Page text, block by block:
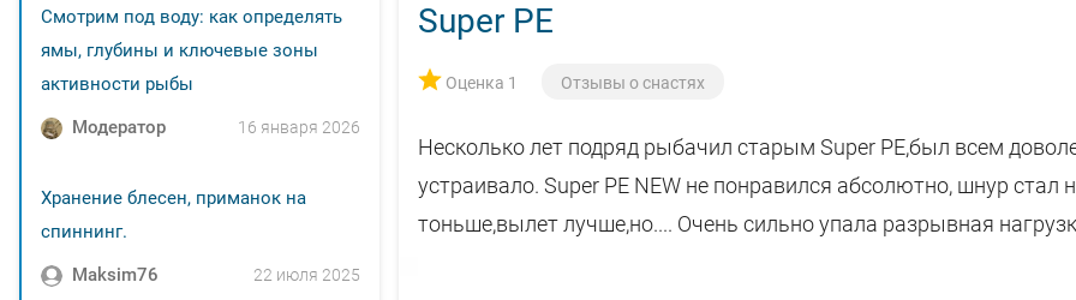
Смотрим под воду: как определять
ямы, глубины и ключевые зоны
активности рыбы
Модератор
16 января 2026
Хранение блесен, приманок на
спиннинг.
Maksim76
22 июля 2025
Super PE
Оценка 1 Отзывы о снастях
Несколько лет подряд рыбачил старым Super PE,был всем
устраивало. Super PE NEW не понравился абсолютно, шнур стал
тоньше,вылет лучше,но.... Очень сильно упала разрывная